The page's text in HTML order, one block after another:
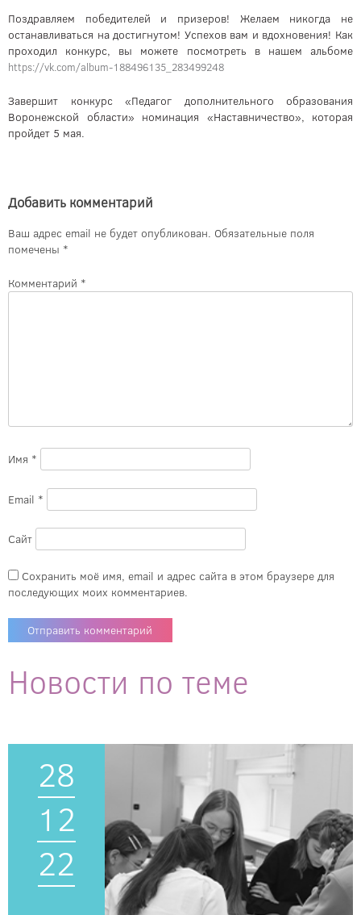
Поздравляем победителей и призеров! Желаем никогда не
останавливаться на достигнутом! Успехов вам и вдохновения! Как
проходил конкурс, вы можете посмотреть в нашем альбоме
https://vk.com/album-188496135_283499248
Завершит конкурс «Педагог дополнительного образования
Воронежской области» номинация «Наставничество», которая
пройдет 5 мая.
Добавить комментарий
Ваш адрес email не будет опубликован. Обязательные поля
помечены *
Комментарий *
Имя *
Email *
Сайт
Сохранить моё имя, email и адрес сайта в этом браузере для
последующих моих комментариев.
Новости по теме
28
12
22